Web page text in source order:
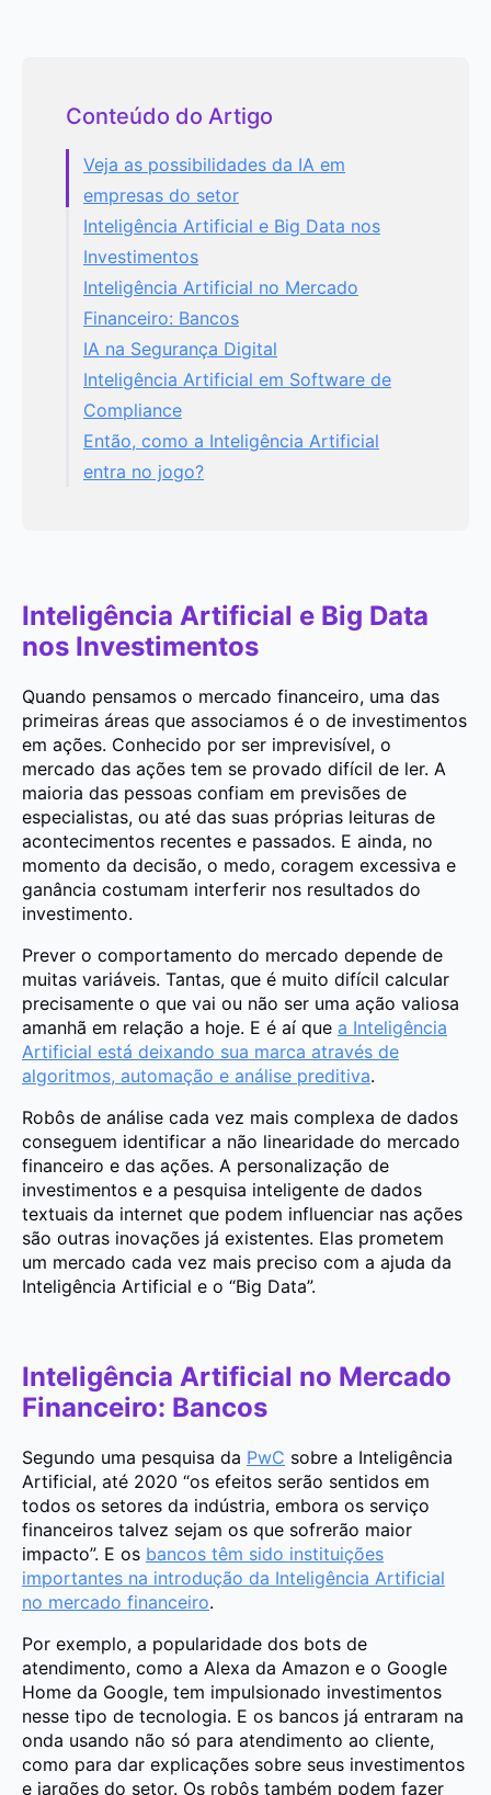
Conteúdo do Artigo
Veja as possibilidades da IA em
empresas do setor
Inteligência Artificial e Big Data nos
Investimentos
Inteligência Artificial no Mercado
Financeiro: Bancos
IA na Segurança Digital
Inteligência Artificial em Software de
Compliance
Então, como a Inteligência Artificial
entra no jogo?
Inteligência Artificial e Big Data
nos Investimentos
Quando pensamos o mercado financeiro, uma das
primeiras áreas que associamos é o de investimentos
em ações. Conhecido por ser imprevisível, o
mercado das ações tem se provado difícil de ler. A
maioria das pessoas confiam em previsões de
especialistas, ou até das suas próprias leituras de
acontecimentos recentes e passados. E ainda, no
momento da decisão, o medo, coragem excessiva e
ganância costumam interferir nos resultados do
investimento.
Prever o comportamento do mercado depende de
muitas variáveis. Tantas, que é muito difícil calcular
precisamente o que vai ou não ser uma ação valiosa
amanhã em relação a hoje. E é aí que a Inteligência
Artificial está deixando sua marca através de
algoritmos, automação e análise preditiva.
Robôs de análise cada vez mais complexa de dados
conseguem identificar a não linearidade do mercado
financeiro e das ações. A personalização de
investimentos e a pesquisa inteligente de dados
textuais da internet que podem influenciar nas ações
são outras inovações já existentes. Elas prometem
um mercado cada vez mais preciso com a ajuda da
Inteligência Artificial e o “Big Data”.
Inteligência Artificial no Mercado
Financeiro: Bancos
Segundo uma pesquisa da PwC sobre a Inteligência
Artificial, até 2020 “os efeitos serão sentidos em
todos os setores da indústria, embora os serviço
financeiros talvez sejam os que sofrerão maior
impacto”. E os bancos têm sido instituições
importantes na introdução da Inteligência Artificial
no mercado financeiro.
Por exemplo, a popularidade dos bots de
atendimento, como a Alexa da Amazon e o Google
Home da Google, tem impulsionado investimentos
nesse tipo de tecnologia. E os bancos já entraram na
onda usando não só para atendimento ao cliente,
como para dar explicações sobre seus investimentos
e jargões do setor. Os robôs também podem fazer